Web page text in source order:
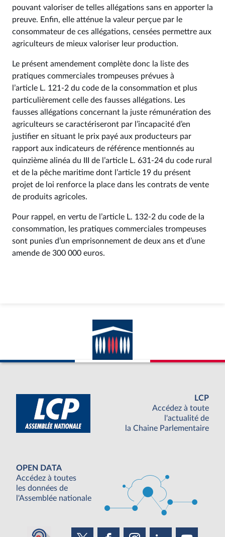
pouvant valoriser de telles allégations sans en apporter la
preuve. Enfin, elle atténue la valeur perçue par le
consommateur de ces allégations, censées permettre aux
agriculteurs de mieux valoriser leur production.
Le présent amendement complète donc la liste des
pratiques commerciales trompeuses prévues à
l’article L. 121‑2 du code de la consommation et plus
particulièrement celle des fausses allégations. Les
fausses allégations concernant la juste rémunération des
agriculteurs se caractériseront par l’incapacité d’en
justifier en situant le prix payé aux producteurs par
rapport aux indicateurs de référence mentionnés au
quinzième alinéa du III de l’article L. 631‑24 du code rural
et de la pêche maritime dont l’article 19 du présent
projet de loi renforce la place dans les contrats de vente
de produits agricoles.
Pour rappel, en vertu de l’article L. 132‑2 du code de la
consommation, les pratiques commerciales trompeuses
sont punies d’un emprisonnement de deux ans et d’une
amende de 300 000 euros.
LCP
Accédez à toute
l'actualité de
la Chaine Parlementaire
OPEN DATA
Accédez à toutes
les données de
l'Assemblée nationale